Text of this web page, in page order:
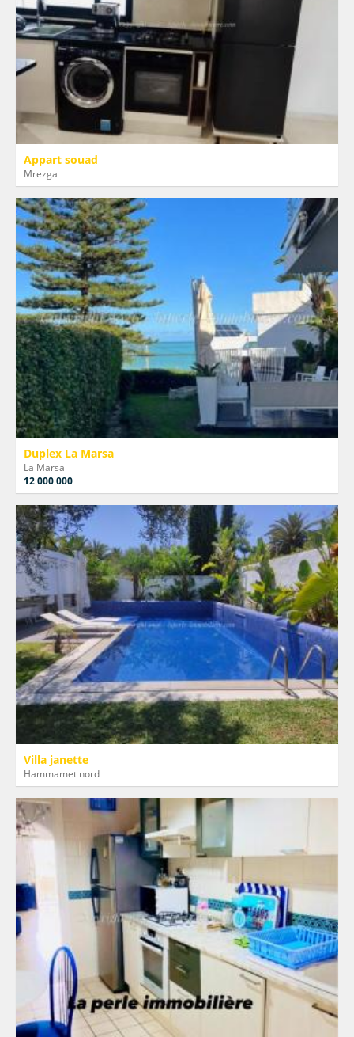
Appart souad
Mrezga
Duplex La Marsa
La Marsa
12 000 000
Villa janette
Hammamet nord